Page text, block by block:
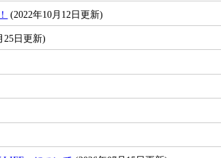
(2022年10月12日更新)
25日更新)